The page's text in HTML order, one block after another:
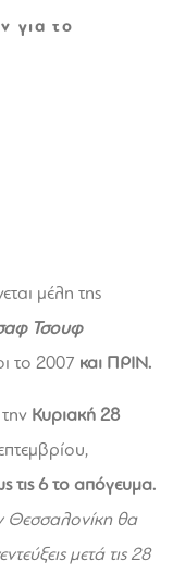
για το
μέλη της
Τσουφ
το 2007 και ΠΡΙΝ.
Κυριακή 28
τις 6 το απόγευμα.
Θεσσαλονίκη θα
μετά τις 28